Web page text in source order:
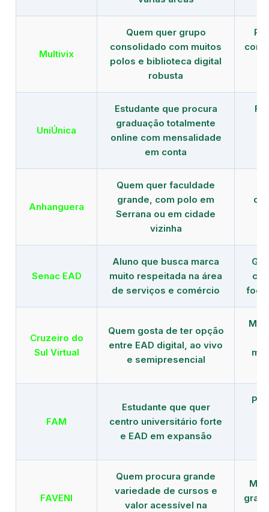
Multivix
Quem quer grupo
consolidado com muitos
polos e biblioteca digital
robusta
com
UniÚnica
Estudante que procura
graduação totalmente
online com mensalidade
em conta
Anhanguera
Quem quer faculdade
grande, com polo em
Serrana ou em cidade
vizinha
Senac EAD
Aluno que busca marca
muito respeitada na área
de serviços e comércio
foco
Cruzeiro do
Sul Virtual
Quem gosta de ter opção
entre EAD digital, ao vivo
e semipresencial
FAM
Estudante que quer
centro universitário forte
e EAD em expansão
FAVENI
Quem procura grande
variedade de cursos e
valor acessível na